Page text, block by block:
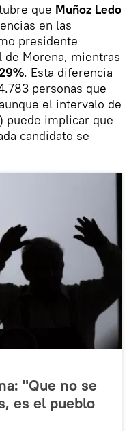
que Muñoz Ledo
en las
presidente
de Morena, mientras
. Esta diferencia
personas que
el intervalo de
puede implicar que
candidato se
"Que no se
es el pueblo